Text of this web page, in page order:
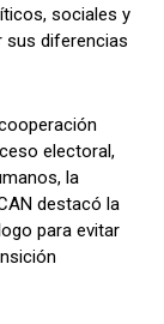
sociales y
sus diferencias
electoral,
la
destacó la
para evitar